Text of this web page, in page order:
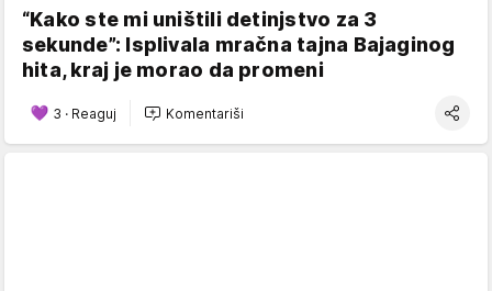
“Kako ste mi uništili detinjstvo za 3
sekunde”: Isplivala mračna tajna Bajaginog
hita, kraj je morao da promeni
3 · Reaguj Komentariši